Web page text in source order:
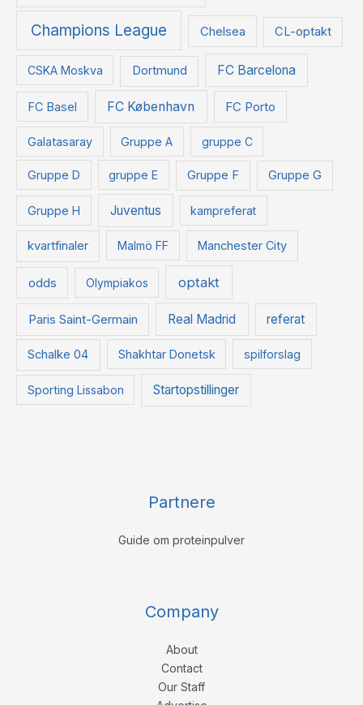
Champions League Chelsea CL-optakt
CSKA Moskva Dortmund FC Barcelona
FC Basel FC København FC Porto
Galatasaray Gruppe A gruppe C
Gruppe D gruppe E Gruppe F Gruppe G
Gruppe H Juventus kampreferat
kvartfinaler Malmö FF Manchester City
odds Olympiakos optakt
Paris Saint-Germain Real Madrid referat
Schalke 04 Shakhtar Donetsk spilforslag
Sporting Lissabon Startopstillinger
Partnere
Guide om proteinpulver
Company
About
Contact
Our Staff